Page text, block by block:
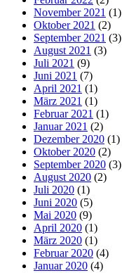
November 2021 (1)
Oktober 2021 (2)
September 2021 (3)
August 2021 (3)
Juli 2021 (9)
Juni 2021 (7)
April 2021 (1)
März 2021 (1)
Februar 2021 (1)
Januar 2021 (2)
Dezember 2020 (1)
Oktober 2020 (2)
September 2020 (3)
August 2020 (2)
Juli 2020 (1)
Juni 2020 (5)
Mai 2020 (9)
April 2020 (1)
März 2020 (1)
Februar 2020 (4)
Januar 2020 (4)